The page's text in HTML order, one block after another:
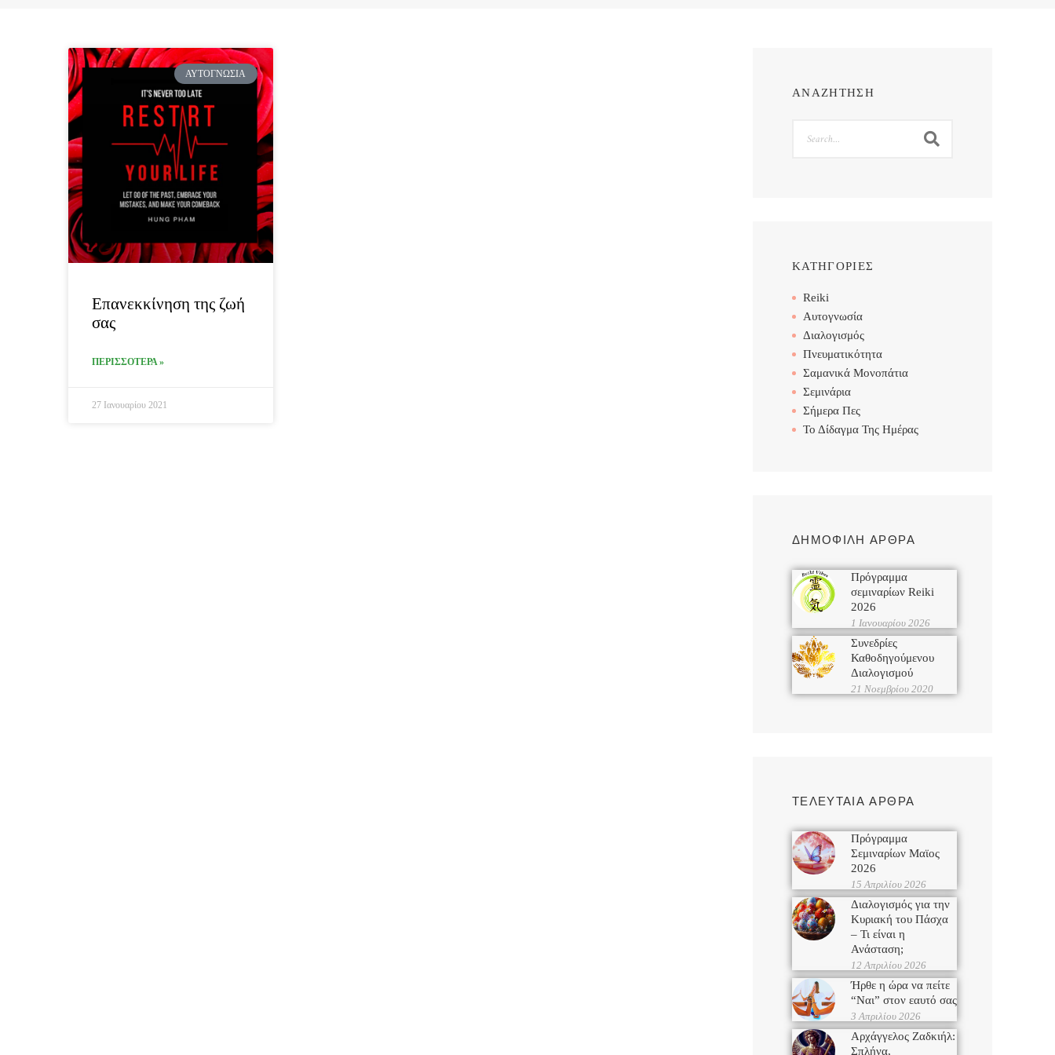
ΑΥΤΟΓΝΩΣΊΑ
Επανεκκίνηση της ζωή
σας
ΠΕΡΙΣΣΟΤΕΡΑ »
27 Ιανουαρίου 2021
ΑΝΑΖΗΤΗΣΗ
ΚΑΤΗΓΟΡΙΕΣ
Reiki
Αυτογνωσία
Διαλογισμός
Πνευματικότητα
Σαμανικά Μονοπάτια
Σεμινάρια
Σήμερα Πες
Το Δίδαγμα Της Ημέρας
ΔΗΜΟΦΙΛΗ ΑΡΘΡΑ
Πρόγραμμα
σεμιναρίων Reiki
2026
1 Ιανουαρίου 2026
Συνεδρίες
Καθοδηγούμενου
Διαλογισμού
21 Νοεμβρίου 2020
ΤΕΛΕΥΤΑΙΑ ΑΡΘΡΑ
Πρόγραμμα
Σεμιναρίων Μαϊος
2026
15 Απριλίου 2026
Διαλογισμός για την
Κυριακή του Πάσχα
– Τι είναι η
Ανάσταση;
12 Απριλίου 2026
Ήρθε η ώρα να πείτε
“Ναι” στον εαυτό σας
3 Απριλίου 2026
Αρχάγγελος Ζαδκιήλ:
Σπλήνα,